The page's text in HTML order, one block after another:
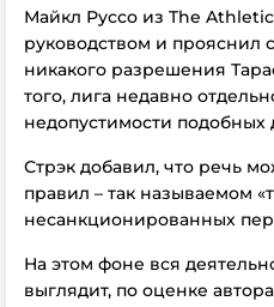
Майкл Руссо из The
руководством и прояснил
никакого разрешения
того, лига недавно
недопустимости подобных
Стрэк добавил, что речь
правил – так называемом
несанкционированных
На этом фоне вся
выглядит, по оценке